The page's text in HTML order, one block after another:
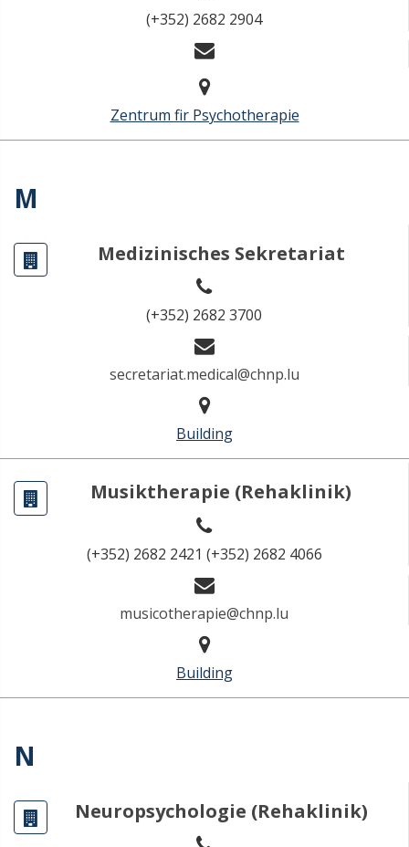
(+352) 2682 2904
Zentrum fir Psychotherapie
M
Medizinisches Sekretariat
(+352) 2682 3700
secretariat.medical@chnp.lu
Building
Musiktherapie (Rehaklinik)
(+352) 2682 2421 (+352) 2682 4066
musicotherapie@chnp.lu
Building
N
Neuropsychologie (Rehaklinik)